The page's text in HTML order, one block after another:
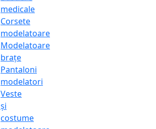
medicale
Corsete
modelatoare
Modelatoare
brațe
Pantaloni
modelatori
Veste
și
costume